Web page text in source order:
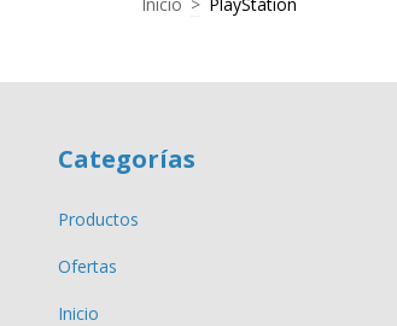
Categorías
Productos
Ofertas
Inicio